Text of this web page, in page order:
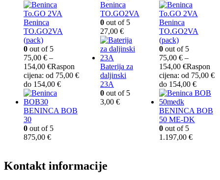
Beninca
TO.GO2VA
(pack)
0 out of 5
75,00 € –
154,00 €Raspon
cijena: od 75,00 €
do 154,00 €
BENINCA BOB
30
0 out of 5
875,00 €
Beninca
TO.GO2VA
0 out of 5
27,00 €
Baterija za
daljinski
23A
0 out of 5
3,00 €
Beninca
TO.GO2VA
(pack)
0 out of 5
75,00 € –
154,00 €Raspon
cijena: od 75,00 €
do 154,00 €
BENINCA BOB
50 ME-DK
0 out of 5
1.197,00 €
Kontakt informacije